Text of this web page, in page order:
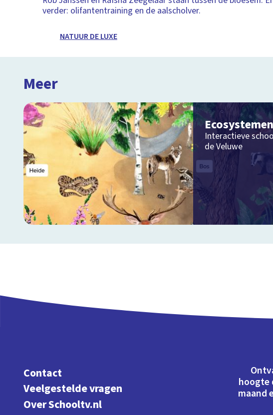
verder: olifantentraining en de aalscholver.
NATUUR DE LUXE
Meer
Ecosystemen
Interactieve
de Veluwe
Contact
Veelgestelde vragen
Over Schooltv.nl
hoogte
maand